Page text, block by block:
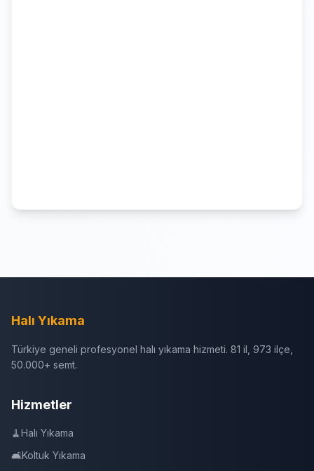
Halı Yıkama
Türkiye geneli profesyonel halı yıkama hizmeti. 81 il, 973 ilçe,
50.000+ semt.
Hizmetler
🧹Halı Yıkama
🛋️Koltuk Yıkama